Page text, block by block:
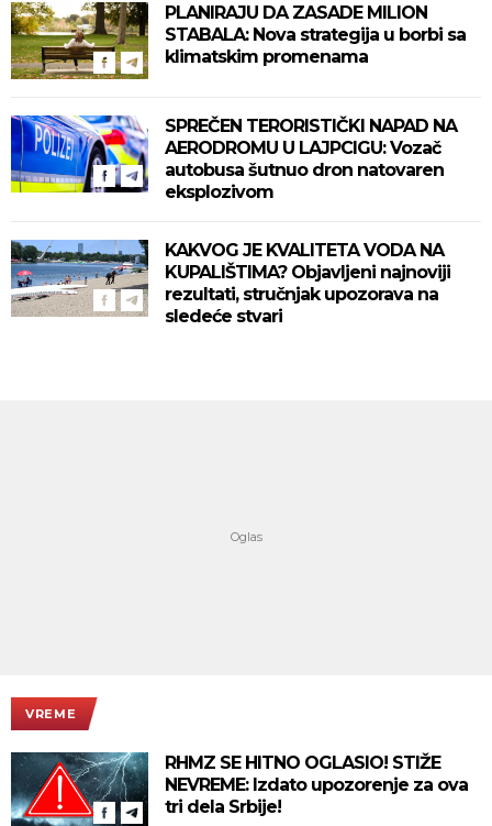
PLANIRAJU DA ZASADE MILION
STABALA: Nova strategija u borbi sa
klimatskim promenama
SPREČEN TERORISTIČKI NAPAD NA
AERODROMU U LAJPCIGU: Vozač
autobusa šutnuo dron natovaren
eksplozivom
KAKVOG JE KVALITETA VODA NA
KUPALIŠTIMA? Objavljeni najnoviji
rezultati, stručnjak upozorava na
sledeće stvari
VREME
RHMZ SE HITNO OGLASIO! STIŽE
NEVREME: Izdato upozorenje za ova
tri dela Srbije!